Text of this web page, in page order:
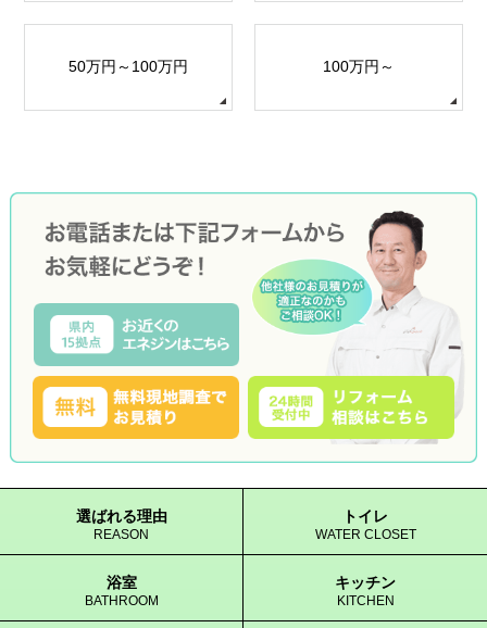
50万円～100万円 100万円～
選ばれる理由
REASON
トイレ
WATER CLOSET
浴室
BATHROOM
キッチン
KITCHEN